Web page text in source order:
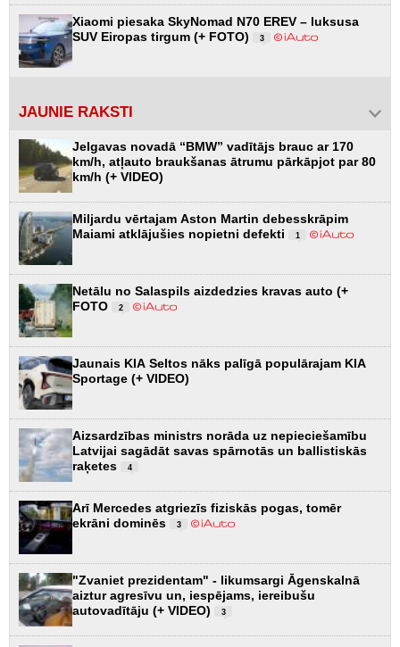
Xiaomi piesaka SkyNomad N70 EREV – luksusa
SUV Eiropas tirgum (+ FOTO)
3
JAUNIE RAKSTI
Jelgavas novadā “BMW” vadītājs brauc ar 170
km/h, atļauto braukšanas ātrumu pārkāpjot par 80
km/h (+ VIDEO)
Miljardu vērtajam Aston Martin debesskrāpim
Maiami atklājušies nopietni defekti
1
Netālu no Salaspils aizdedzies kravas auto (+
FOTO
2
Jaunais KIA Seltos nāks palīgā populārajam KIA
Sportage (+ VIDEO)
Aizsardzības ministrs norāda uz nepieciešamību
Latvijai sagādāt savas spārnotās un ballistiskās
raķetes
4
Arī Mercedes atgriezīs fiziskās pogas, tomēr
ekrāni dominēs
3
"Zvaniet prezidentam" - likumsargi Āgenskalnā
aiztur agresīvu un, iespējams, iereibušu
autovadītāju (+ VIDEO)
3